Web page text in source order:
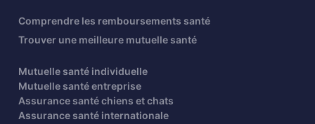
Comprendre les remboursements santé
Trouver une meilleure mutuelle santé
Mutuelle santé individuelle
Mutuelle santé entreprise
Assurance santé chiens et chats
Assurance santé internationale